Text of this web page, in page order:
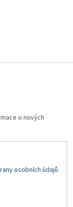
o nových
osobních údajů